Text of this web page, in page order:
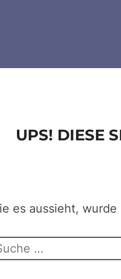
true);
UPS! DIESE
es aussieht,